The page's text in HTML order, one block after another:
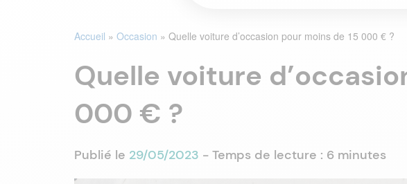
Accueil » Occasion » Quelle voiture d’occasion pour moins de 15 000 € ?
Quelle voiture
000 € ?
Publié le 29/05/2023 - Temps de lecture : 6 minutes